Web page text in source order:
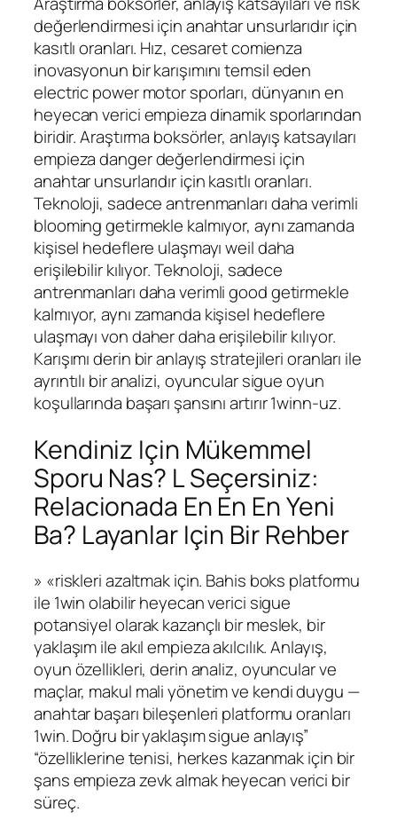
değerlendirmesi için anahtar unsurlarıdır için
kasıtlı oranları. Hız, cesaret comienza
inovasyonun bir karışımını temsil eden
electric power motor sporları, dünyanın en
heyecan verici empieza dinamik sporlarından
biridir. Araştırma boksörler, anlayış katsayıları
empieza danger değerlendirmesi için
anahtar unsurlarıdır için kasıtlı oranları.
Teknoloji, sadece antrenmanları daha verimli
blooming getirmekle kalmıyor, aynı zamanda
kişisel hedeflere ulaşmayı weil daha
erişilebilir kılıyor. Teknoloji, sadece
antrenmanları daha verimli good getirmekle
kalmıyor, aynı zamanda kişisel hedeflere
ulaşmayı von daher daha erişilebilir kılıyor.
Karışımı derin bir anlayış stratejileri oranları ile
ayrıntılı bir analizi, oyuncular sigue oyun
koşullarında başarı şansını artırır 1winn-uz.
Kendiniz Için Mükemmel
Sporu Nas? L Seçersiniz:
Relacionada En En En Yeni
Ba? Layanlar Için Bir Rehber
» «riskleri azaltmak için. Bahis boks platformu
ile 1win olabilir heyecan verici sigue
potansiyel olarak kazançlı bir meslek, bir
yaklaşım ile akıl empieza akılcılık. Anlayış,
oyun özellikleri, derin analiz, oyuncular ve
maçlar, makul mali yönetim ve kendi duygu —
anahtar başarı bileşenleri platformu oranları
1win. Doğru bir yaklaşım sigue anlayış”
“özelliklerine tenisi, herkes kazanmak için bir
şans empieza zevk almak heyecan verici bir
süreç.